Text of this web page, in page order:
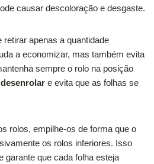
causar descoloração e desgaste.
apenas a quantidade
a economizar, mas também evita
sempre o rolo na posição
desenrolar e evita que as folhas se
rolos, empilhe-os de forma que o
os rolos inferiores. Isso
garante que cada folha esteja